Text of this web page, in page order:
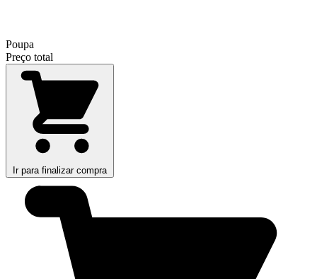
Poupa
Preço total
Ir para finalizar compra